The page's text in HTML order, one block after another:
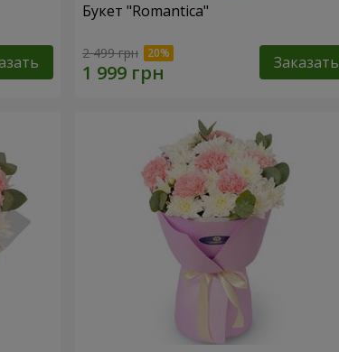
Букет "Romantica"
2 499 грн Заказать